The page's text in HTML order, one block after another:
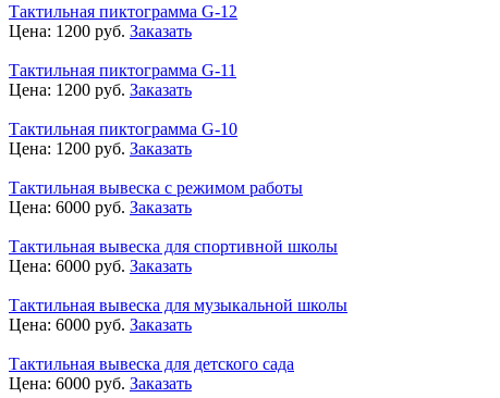
Тактильная пиктограмма G-12
Цена: 1200 руб. Заказать
Тактильная пиктограмма G-11
Цена: 1200 руб. Заказать
Тактильная пиктограмма G-10
Цена: 1200 руб. Заказать
Тактильная вывеска с режимом работы
Цена: 6000 руб. Заказать
Тактильная вывеска для спортивной школы
Цена: 6000 руб. Заказать
Тактильная вывеска для музыкальной школы
Цена: 6000 руб. Заказать
Тактильная вывеска для детского сада
Цена: 6000 руб. Заказать